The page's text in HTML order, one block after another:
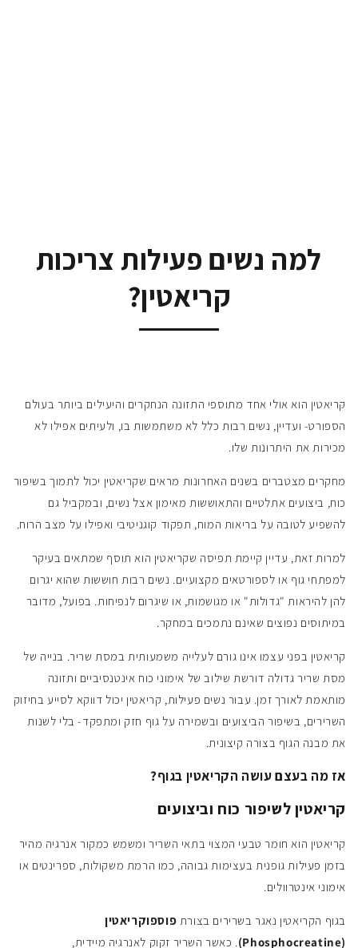
למה נשים פעילות צריכות
קריאטין?
קריאטין הוא אולי אחד מתוספי התזונה הנחקרים והיעילים ביותר בעולם
הספורט- ועדיין, נשים רבות כלל לא משתמשות בו, ולעיתים אפילו לא
מכירות את היתרונות שלו.
מחקרים מצטברים בשנים האחרונות מראים שקריאטין יכול לתמוך בשיפור
כוח, ביצועים אתלטיים והתאוששות מאימון אצל נשים, ובמקביל גם
להשפיע לטובה על בריאות המוח, תפקוד קוגניטיבי ואפילו על מצב הרוח.
למרות זאת, עדיין קיימת תפיסה שקריאטין הוא תוסף שמתאים בעיקר
למפתחי גוף או לספורטאים מקצועיים. נשים רבות חוששות שהוא יגרום
להן להיראות "גדולות" או מגושמות, או שיגרום לנפיחות. בפועל, מדובר
במיתוסים נפוצים שאינם נתמכים במחקר.
קריאטין בפני עצמו אינו גורם לעלייה משמעותית במסת שריר. בנייה של
מסת שריר גדולה דורשת שילוב של אימוני כוח אינטנסיביים ותזונה
מותאמת לאורך זמן. עבור נשים פעילות, קריאטין יכול דווקא לסייע בחיזוק
השרירים, בשיפור הביצועים ובשמירה על גוף חזק ומתפקד- בלי לשנות
את מבנה הגוף בצורה קיצונית.
אז מה בעצם עושה הקריאטין בגוף?
קריאטין לשיפור כוח וביצועים
קריאטין הוא חומר טבעי המצוי בתאי השריר ומשמש כמקור אנרגיה מהיר
בזמן פעילות גופנית בעצימות גבוהה, כמו הרמת משקולות, ספרינטים או
אימוני אינטרוולים.
בגוף הקריאטין נאגר בשרירים בצורת פוספוקריאטין
(Phosphocreatine)
. כאשר השריר זקוק לאנרגיה מיידית,